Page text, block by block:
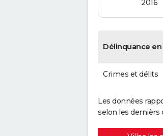
2016
Délinquance en
Crimes et délits
Les données
selon les dernièrs